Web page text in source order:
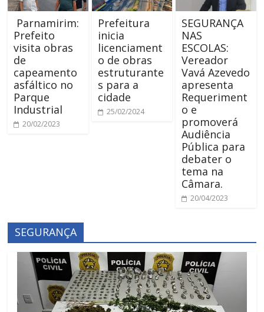
Parnamirim:
Prefeito
visita obras
de
capeamento
asfáltico no
Parque
Industrial
20/02/2023
Prefeitura
inicia
licenciament
o de obras
estruturante
s para a
cidade
25/02/2024
SEGURANÇA
NAS
ESCOLAS:
Vereador
Vavá Azevedo
apresenta
Requeriment
o e
promoverá
Audiência
Pública para
debater o
tema na
Câmara.
20/04/2023
SEGURANÇA